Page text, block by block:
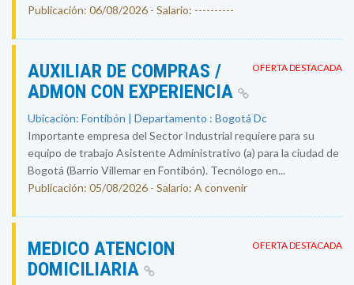
Publicación: 06/08/2026 - Salario: ----------
OFERTA DESTACADA
AUXILIAR DE COMPRAS /
ADMON CON EXPERIENCIA
Ubicación: Fontibón | Departamento : Bogotá Dc
Importante empresa del Sector Industrial requiere para su
equipo de trabajo Asistente Administrativo (a) para la ciudad de
Bogotá (Barrio Villemar en Fontibón). Tecnólogo en...
Publicación: 05/08/2026 - Salario: A convenir
OFERTA DESTACADA
MEDICO ATENCION
DOMICILIARIA